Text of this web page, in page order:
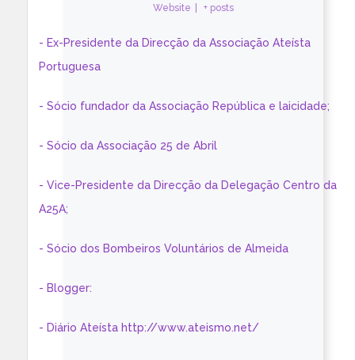
Website + posts
- Ex-Presidente da Direcção da Associação Ateísta
Portuguesa
- Sócio fundador da Associação República e laicidade;
- Sócio da Associação 25 de Abril
- Vice-Presidente da Direcção da Delegação Centro da
A25A;
- Sócio dos Bombeiros Voluntários de Almeida
- Blogger:
- Diário Ateísta http://www.ateismo.net/